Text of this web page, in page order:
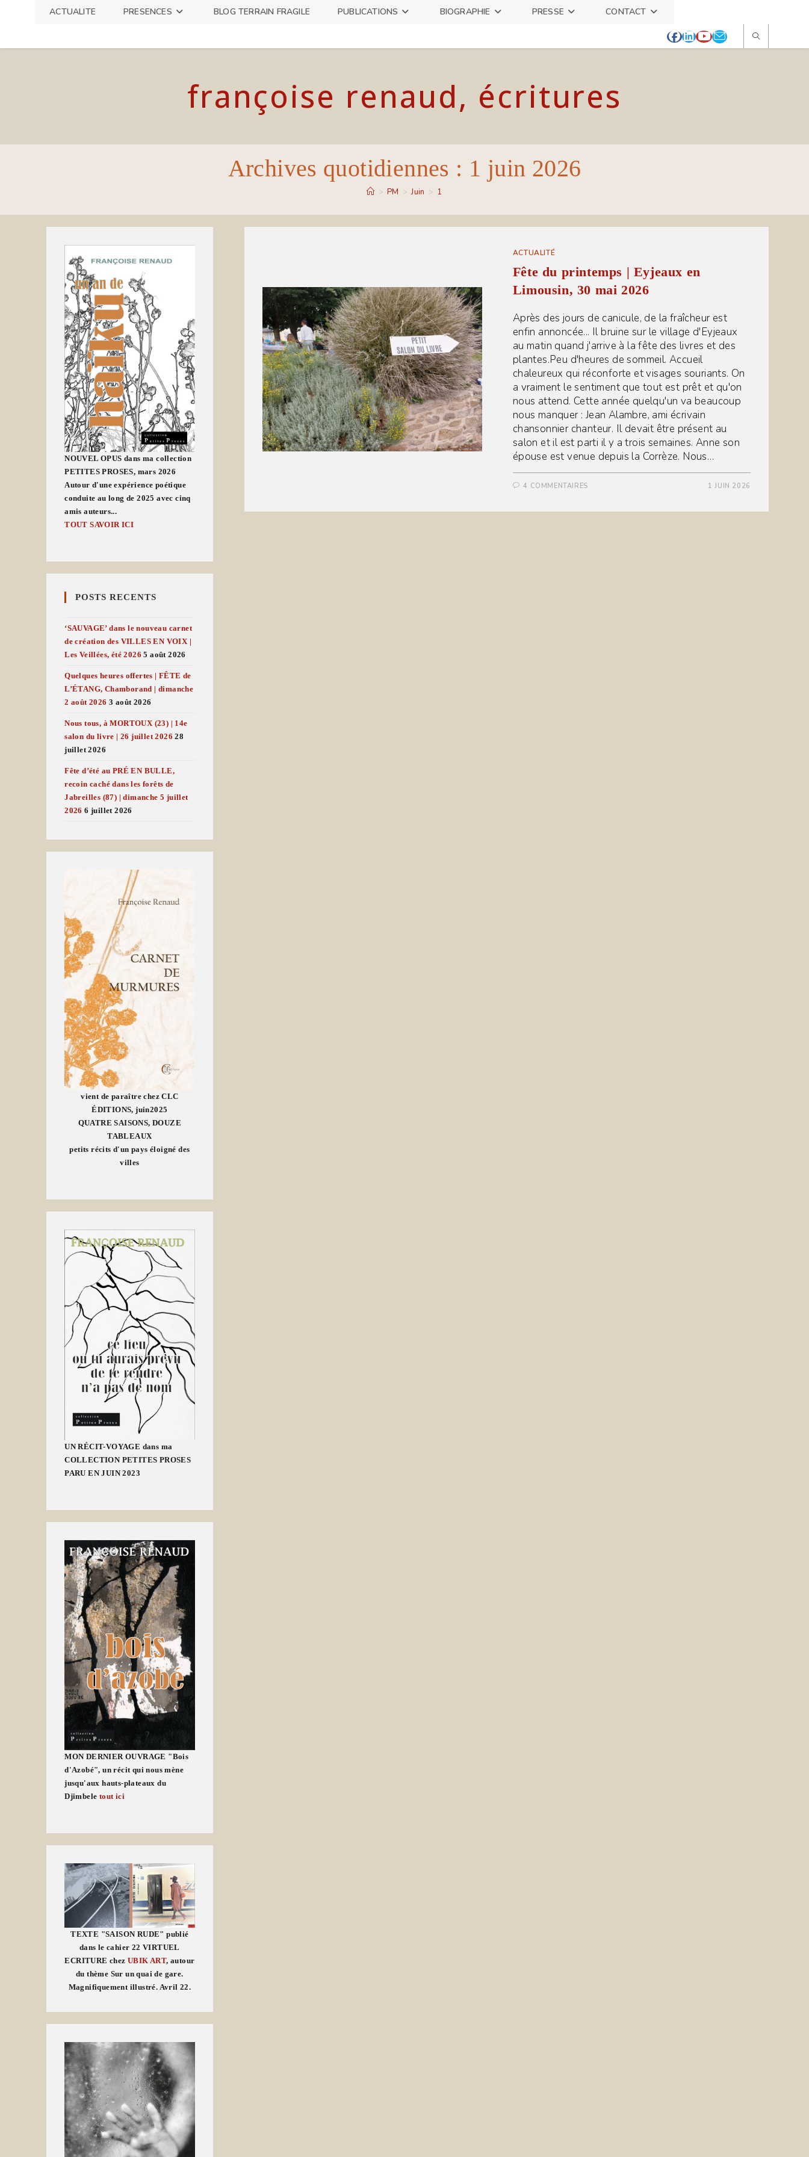
ACTUALITE PRESENCES BLOG TERRAIN FRAGILE PUBLICATIONS BIOGRAPHIE PRESSE CONTACT
françoise renaud, écritures
Archives quotidiennes : 1 juin 2026
> PM > Juin > 1
ACTUALITÉ
Fête du printemps | Eyjeaux en
Limousin, 30 mai 2026
Après des jours de canicule, de la fraîcheur est
enfin annoncée... Il bruine sur le village d'Eyjeaux
au matin quand j'arrive à la fête des livres et des
plantes.Peu d'heures de sommeil. Accueil
chaleureux qui réconforte et visages souriants. On
a vraiment le sentiment que tout est prêt et qu'on
nous attend. Cette année quelqu'un va beaucoup
nous manquer : Jean Alambre, ami écrivain
chansonnier chanteur. Il devait être présent au
salon et il est parti il y a trois semaines. Anne son
épouse est venue depuis la Corrèze. Nous…
4 COMMENTAIRES 1 JUIN 2026
NOUVEL OPUS dans ma collection
PETITES PROSES, mars 2026
Autour d'une expérience poétique
conduite au long de 2025 avec cinq
amis auteurs...
TOUT SAVOIR ICI
POSTS RECENTS
‘SAUVAGE’ dans le nouveau carnet
de création des VILLES EN VOIX |
Les Veillées, été 2026 5 août 2026
Quelques heures offertes | FÊTE de
L’ÉTANG, Chamborand | dimanche
2 août 2026 3 août 2026
Nous tous, à MORTOUX (23) | 14e
salon du livre | 26 juillet 2026 28
juillet 2026
Fête d’été au PRÉ EN BULLE,
recoin caché dans les forêts de
Jabreilles (87) | dimanche 5 juillet
2026 6 juillet 2026
vient de paraître chez CLC
ÉDITIONS, juin2025
QUATRE SAISONS, DOUZE
TABLEAUX
petits récits d'un pays éloigné des
villes
UN RÉCIT-VOYAGE dans ma
COLLECTION PETITES PROSES
PARU EN JUIN 2023
MON DERNIER OUVRAGE "Bois
d'Azobé", un récit qui nous mène
jusqu'aux hauts-plateaux du
Djimbele tout ici
TEXTE "SAISON RUDE" publié
dans le cahier 22 VIRTUEL
ECRITURE chez UBIK ART, autour
du thème Sur un quai de gare.
Magnifiquement illustré. Avril 22.